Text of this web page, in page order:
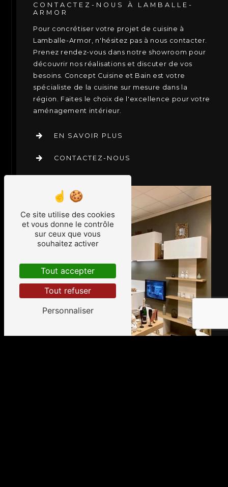
CONTACTEZ-NOUS À LAMBALLE-
ARMOR
Pour concrétiser votre projet de cuisine à
Lamballe-Armor, n'hésitez pas à nous contacter.
Prenez rendez-vous dans notre showroom pour
découvrir nos réalisations et discuter de vos
besoins. Concept Cuisine et Bain est votre
spécialiste de la cuisine sur mesure dans la
région. Faites le choix de l'excellence pour votre
aménagement intérieur.
EN SAVOIR PLUS
CONTACTEZ-NOUS
Ce site utilise des cookies
et vous donne le contrôle
sur ceux que vous
souhaitez activer
Tout accepter
Tout refuser
Personnaliser